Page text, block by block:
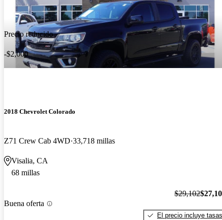
Precio reducido
-$2,000
2018 Chevrolet Colorado
Z71 Crew Cab 4WD 33,718 millas
Visalia, CA
68 millas
Buena oferta
$29,102
El precio incluye tasas